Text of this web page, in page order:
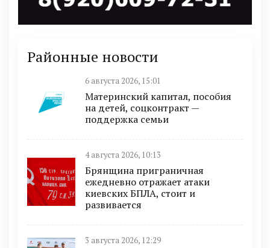
Районные новости
6 августа 2026, 15:01
Материнский капитал, пособия
на детей, соцконтракт —
поддержка семьи
4 августа 2026, 10:13
Брянщина приграничная
ежедневно отражает атаки
киевских БПЛА, стоит и
развивается
3 августа 2026, 12:29